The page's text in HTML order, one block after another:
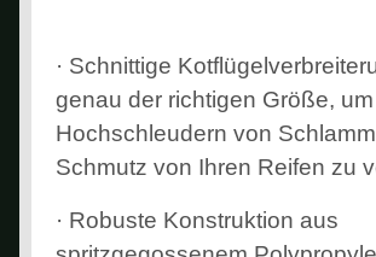
· Schnittige
genau der richtigen Größe,
Hochschleudern von
Schmutz von Ihren Reifen zu
· Robuste Konstruktion aus